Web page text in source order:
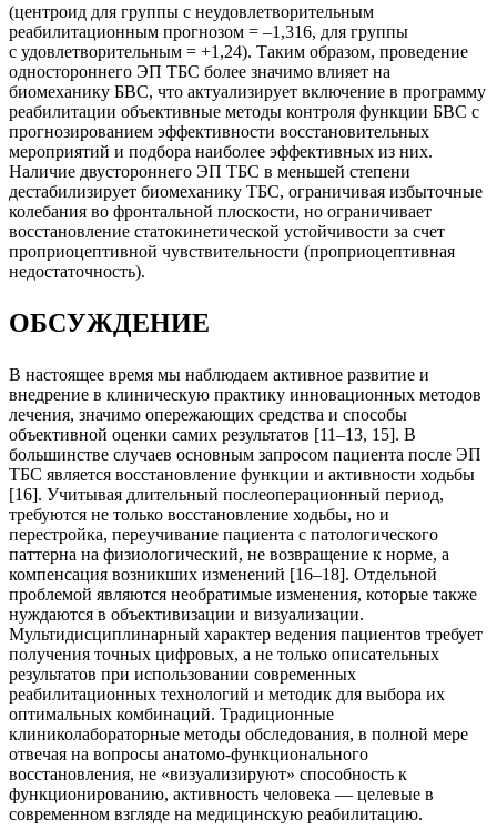
(центроид для группы с неудовлетворительным
реабилитационным прогнозом = –1,316, для группы
с удовлетворительным = +1,24). Таким образом, проведение
одностороннего ЭП ТБС более значимо влияет на
биомеханику БВС, что актуализирует включение в программу
реабилитации объективные методы контроля функции БВС с
прогнозированием эффективности восстановительных
мероприятий и подбора наиболее эффективных из них.
Наличие двустороннего ЭП ТБС в меньшей степени
дестабилизирует биомеханику ТБС, ограничивая избыточные
колебания во фронтальной плоскости, но ограничивает
восстановление статокинетической устойчивости за счет
проприоцептивной чувствительности (проприоцептивная
недостаточность).
ОБСУЖДЕНИЕ
В настоящее время мы наблюдаем активное развитие и
внедрение в клиническую практику инновационных методов
лечения, значимо опережающих средства и способы
объективной оценки самих результатов [11–13, 15]. В
большинстве случаев основным запросом пациента после ЭП
ТБС является восстановление функции и активности ходьбы
[16]. Учитывая длительный послеоперационный период,
требуются не только восстановление ходьбы, но и
перестройка, переучивание пациента с патологического
паттерна на физиологический, не возвращение к норме, а
компенсация возникших изменений [16–18]. Отдельной
проблемой являются необратимые изменения, которые также
нуждаются в объективизации и визуализации.
Мультидисциплинарный характер ведения пациентов требует
получения точных цифровых, а не только описательных
результатов при использовании современных
реабилитационных технологий и методик для выбора их
оптимальных комбинаций. Традиционные
клиниколабораторные методы обследования, в полной мере
отвечая на вопросы анатомо-функционального
восстановления, не «визуализируют» способность к
функционированию, активность человека — целевые в
современном взгляде на медицинскую реабилитацию.